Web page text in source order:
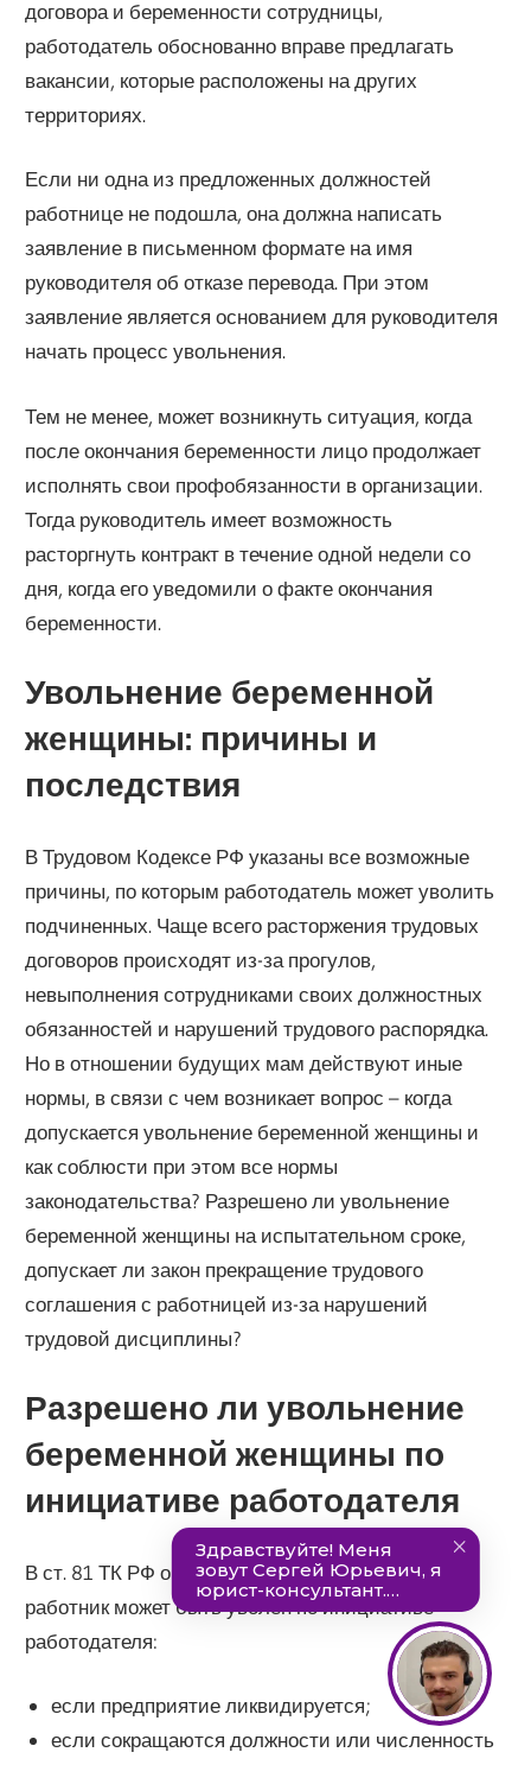
договора и беременности сотрудницы,
работодатель обоснованно вправе предлагать
вакансии, которые расположены на других
территориях.
Если ни одна из предложенных должностей
работнице не подошла, она должна написать
заявление в письменном формате на имя
руководителя об отказе перевода. При этом
заявление является основанием для руководителя
начать процесс увольнения.
Тем не менее, может возникнуть ситуация, когда
после окончания беременности лицо продолжает
исполнять свои профобязанности в организации.
Тогда руководитель имеет возможность
расторгнуть контракт в течение одной недели со
дня, когда его уведомили о факте окончания
беременности.
Увольнение беременной
женщины: причины и
последствия
В Трудовом Кодексе РФ указаны все возможные
причины, по которым работодатель может уволить
подчиненных. Чаще всего расторжения трудовых
договоров происходят из-за прогулов,
невыполнения сотрудниками своих должностных
обязанностей и нарушений трудового распорядка.
Но в отношении будущих мам действуют иные
нормы, в связи с чем возникает вопрос – когда
допускается увольнение беременной женщины и
как соблюсти при этом все нормы
законодательства? Разрешено ли увольнение
беременной женщины на испытательном сроке,
допускает ли закон прекращение трудового
соглашения с работницей из-за нарушений
трудовой дисциплины?
Разрешено ли увольнение
беременной женщины по
инициативе работодателя
В ст. 81 ТК РФ обозначены причины, по которым
работник может быть уволен по инициативе
работодателя:
если предприятие ликвидируется;
если сокращаются должности или численность